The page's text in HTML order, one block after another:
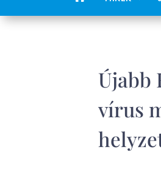
Újabb
vírus